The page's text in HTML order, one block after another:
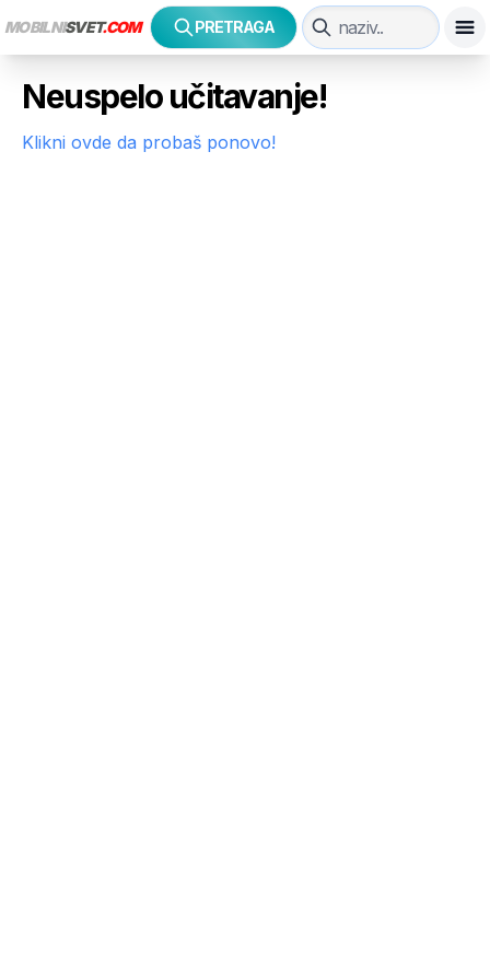
MOBILNISVET.COM PRETRAGA
Neuspelo učitavanje!
Klikni ovde da probaš ponovo!